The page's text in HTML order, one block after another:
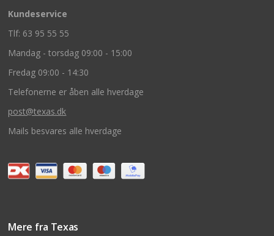
Kundeservice
Tlf: 63 95 55 55
Mandag - torsdag 09:00 - 15:00
Fredag 09:00 - 14:30
Telefonerne er åben alle hverdage
post@texas.dk
Mails besvares alle hverdage
Mere fra Texas